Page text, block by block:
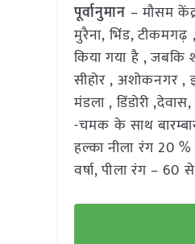
पूर्वानुमान – मौसम
मुरैना, भिंड, टीकमगढ़
किया गया है , जबकि
सीहोर , अशोकनगर ,
मंडला , डिंडोरी
-चमक के साथ
हल्का नीला रंग 20
वर्षा, पीला रंग – 60